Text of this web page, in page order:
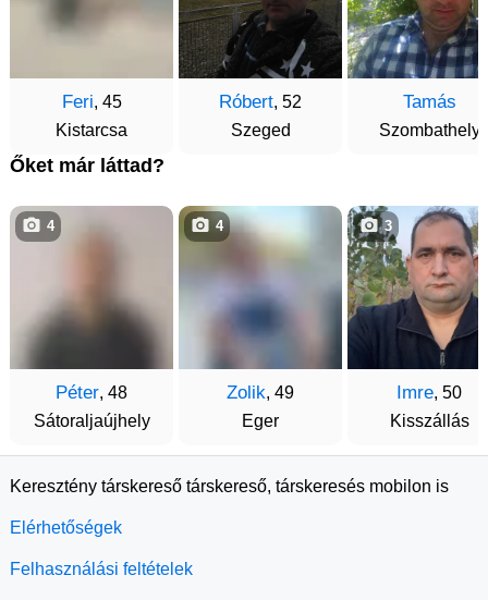
Feri, 45
Kistarcsa
Róbert, 52
Szeged
Tamás
Szombathely
Őket már láttad?
Péter, 48
Sátoraljaújhely
4
Zolik, 49
Eger
4
Imre, 50
Kisszállás
3
Keresztény társkereső társkereső, társkeresés mobilon is
Elérhetőségek
Felhasználási feltételek